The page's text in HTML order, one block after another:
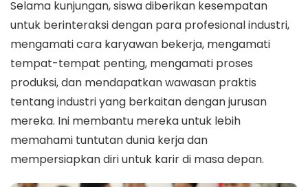
Selama kunjungan, siswa diberikan kesempatan
untuk berinteraksi dengan para profesional industri,
mengamati cara karyawan bekerja, mengamati
tempat-tempat penting, mengamati proses
produksi, dan mendapatkan wawasan praktis
tentang industri yang berkaitan dengan jurusan
mereka. Ini membantu mereka untuk lebih
memahami tuntutan dunia kerja dan
mempersiapkan diri untuk karir di masa depan.